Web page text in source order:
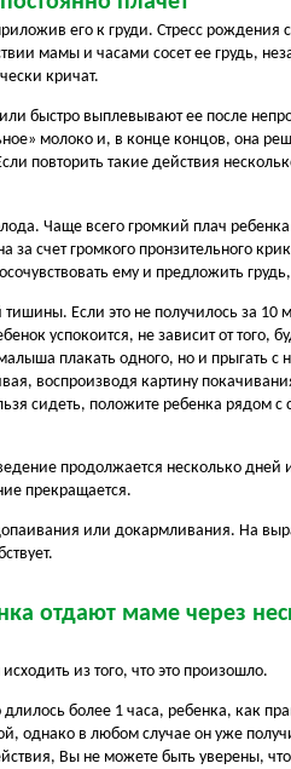
его к груди. Стресс рождения
мамы и часами сосет ее грудь,
кричат.
быстро выплевывают ее после
молоко и, в конце концов, она
повторить такие действия
Чаще всего громкий плач
счет громкого пронзительного
ему и предложить
Если это не получилось за 10
успокоится, не зависит от
плакать одного, но и прыгать
воспроизводя картину
сидеть, положите ребенка рядом с
продолжается несколько
прекращается.
или докармливания. На
отдают маме через
из того, что это произошло.
более 1 часа, ребенка, как
однако в любом случае он уже
Вы не можете быть уверены,